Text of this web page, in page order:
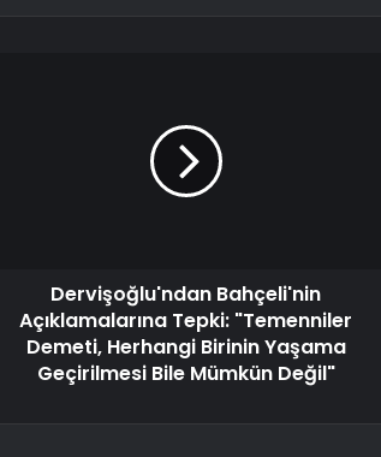
Dervişoğlu'ndan Bahçeli'nin
Açıklamalarına Tepki: "Temenniler
Demeti, Herhangi Birinin Yaşama
Geçirilmesi Bile Mümkün Değil"